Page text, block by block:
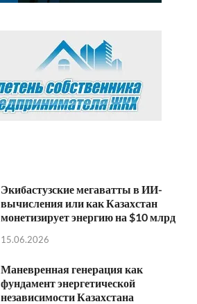
Экибастузские мегаватты в ИИ-
вычисления или как Казахстан
монетизирует энергию на $10 млрд
15.06.2026
Маневренная генерация как
фундамент энергетической
независимости Казахстана